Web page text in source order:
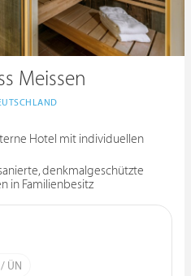
Meissen
Hotel mit individuellen
denkmalgeschützte
in Familienbesitz
ÜN